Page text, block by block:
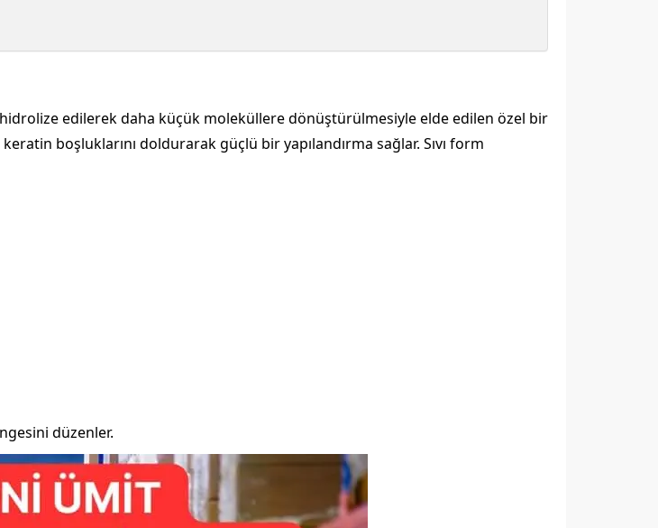
edilerek daha küçük moleküllere dönüştürülmesiyle elde edilen özel bir
boşluklarını doldurarak güçlü bir yapılandırma sağlar. Sıvı form
düzenler.